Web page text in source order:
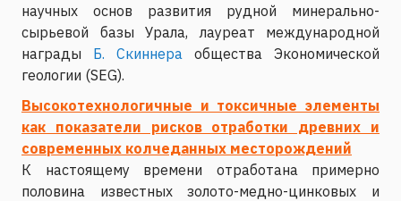
научных основ развития рудной минерально-
сырьевой базы Урала, лауреат международной
награды Б. Скиннера общества Экономической
геологии (SEG).
Высокотехнологичные и токсичные элементы
как показатели рисков отработки древних и
современных колчеданных месторождений
К настоящему времени отработана примерно
половина известных золото-медно-цинковых и